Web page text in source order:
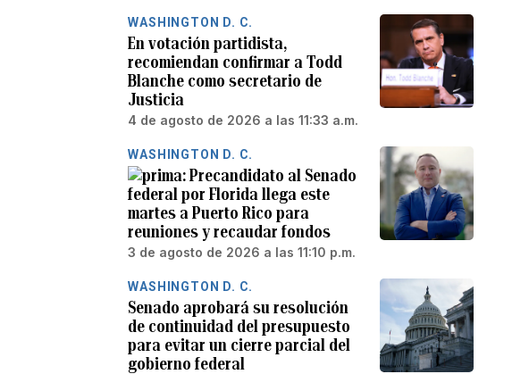
WASHINGTON D. C.
En votación partidista,
recomiendan confirmar a Todd
Blanche como secretario de
Justicia
4 de agosto de 2026 a las 11:33 a.m.
WASHINGTON D. C.
Precandidato al Senado
federal por Florida llega este
martes a Puerto Rico para
reuniones y recaudar fondos
3 de agosto de 2026 a las 11:10 p.m.
WASHINGTON D. C.
Senado aprobará su resolución
de continuidad del presupuesto
para evitar un cierre parcial del
gobierno federal